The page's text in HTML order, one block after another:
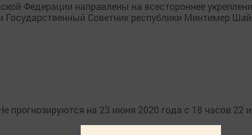
Федерации направлены на всестороннее
Советник республики Минтимер
прогнозируются на 23 июня 2020 года с 18 часов